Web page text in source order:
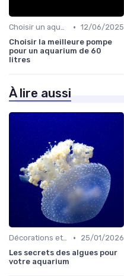
Choisir un aquarium • 12/06/2025
Choisir la meilleure pompe
pour un aquarium de 60
litres
À lire aussi
Décorations et plantes •
25/01/2026
Les secrets des algues pour
votre aquarium